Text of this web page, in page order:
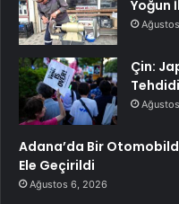
Yoğun
Çin:
Adana’da Bir
Ele Geçirildi
Ağustos 6, 2026